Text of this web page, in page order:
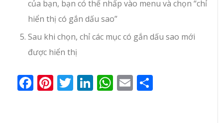
của bạn, bạn có thể nhấp vào menu và chọn “chỉ
hiển thị có gắn dấu sao”
Sau khi chọn, chỉ các mục có gắn dấu sao mới
được hiển thị
Facebook
Pinterest
Twitter
LinkedIn
WhatsApp
Email